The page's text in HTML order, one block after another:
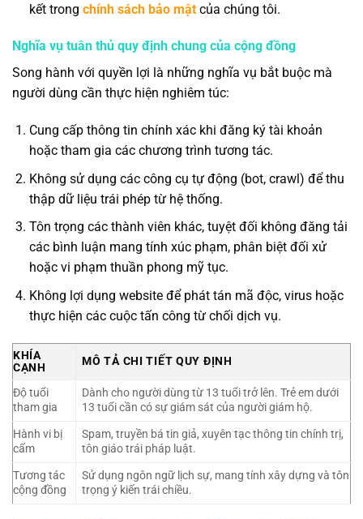
kết trong chính sách bảo mậtcủa chúng tôi.
Nghĩa vụ tuân thủ quy định chung của cộng đồng
Song hành với quyền lợi là những nghĩa vụ bắt buộc mà
người dùng cần thực hiện nghiêm túc:
Cung cấp thông tin chính xác khi đăng ký tài khoản
hoặc tham gia các chương trình tương tác.
Không sử dụng các công cụ tự động (bot, crawl) để thu
thập dữ liệu trái phép từ hệ thống.
Tôn trọng các thành viên khác, tuyệt đối không đăng tải
các bình luận mang tính xúc phạm, phân biệt đối xử
hoặc vi phạm thuần phong mỹ tục.
Không lợi dụng website để phát tán mã độc, virus hoặc
thực hiện các cuộc tấn công từ chối dịch vụ.
KHÍA
CẠNH
MÔ TẢ CHI TIẾT QUY ĐỊNH
Độ tuổi
tham gia
Dành cho người dùng từ 13 tuổi trở lên. Trẻ em dưới
13 tuổi cần có sự giám sát của người giám hộ.
Hành vi bị
cấm
Spam, truyền bá tin giả, xuyên tạc thông tin chính trị,
tôn giáo trái pháp luật.
Tương tác
cộng đồng
Sử dụng ngôn ngữ lịch sự, mang tính xây dựng và tôn
trọng ý kiến trái chiều.